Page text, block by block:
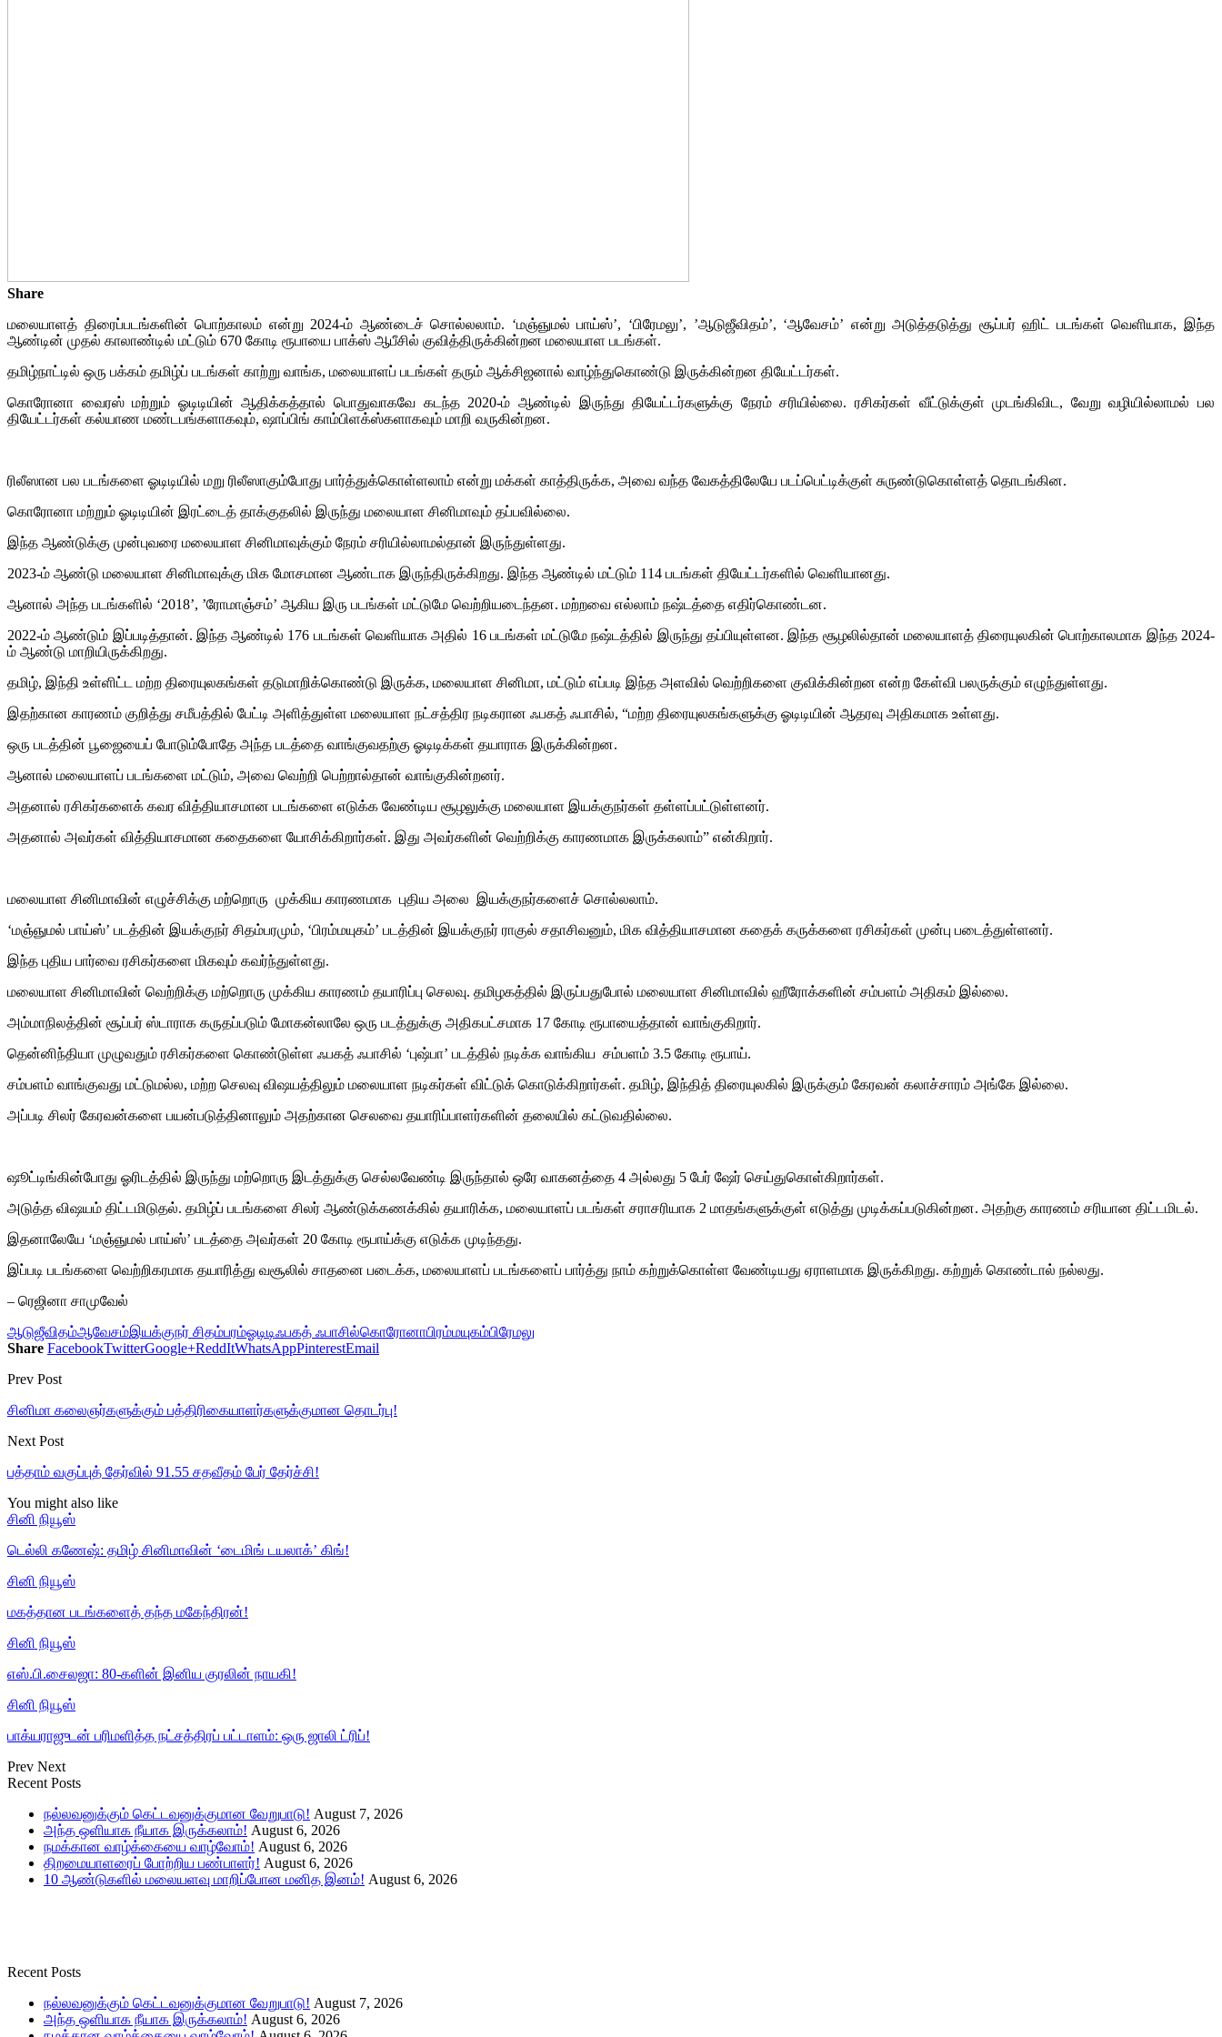
Share
மலையாளத் திரைப்படங்களின் பொற்காலம் என்று 2024-ம் ஆண்டைச் சொல்லலாம். ‘மஞ்ஞுமல் பாய்ஸ்’, ‘பிரேமலு’, ’ஆடுஜீவிதம்’, ‘ஆவேசம்’ என்று அடுத்தடுத்து சூப்பர் ஹிட் படங்கள் வெளியாக, இந்த
ஆண்டின் முதல் காலாண்டில் மட்டும் 670 கோடி ரூபாயை பாக்ஸ் ஆபீசில் குவித்திருக்கின்றன மலையாள படங்கள்.
தமிழ்நாட்டில் ஒரு பக்கம் தமிழ்ப் படங்கள் காற்று வாங்க, மலையாளப் படங்கள் தரும் ஆக்சிஜனால் வாழ்ந்துகொண்டு இருக்கின்றன தியேட்டர்கள்.
கொரோனா வைரஸ் மற்றும் ஓடிடியின் ஆதிக்கத்தால் பொதுவாகவே கடந்த 2020-ம் ஆண்டில் இருந்து தியேட்டர்களுக்கு நேரம் சரியில்லை. ரசிகர்கள் வீட்டுக்குள் முடங்கிவிட, வேறு வழியில்லாமல் பல
தியேட்டர்கள் கல்யாண மண்டபங்களாகவும், ஷாப்பிங் காம்பிளக்ஸ்களாகவும் மாறி வருகின்றன.
ரிலீஸான பல படங்களை ஓடிடியில் மறு ரிலீஸாகும்போது பார்த்துக்கொள்ளலாம் என்று மக்கள் காத்திருக்க, அவை வந்த வேகத்திலேயே படப்பெட்டிக்குள் சுருண்டுகொள்ளத் தொடங்கின.
கொரோனா மற்றும் ஓடிடியின் இரட்டைத் தாக்குதலில் இருந்து மலையாள சினிமாவும் தப்பவில்லை.
இந்த ஆண்டுக்கு முன்புவரை மலையாள சினிமாவுக்கும் நேரம் சரியில்லாமல்தான் இருந்துள்ளது.
2023-ம் ஆண்டு மலையாள சினிமாவுக்கு மிக மோசமான ஆண்டாக இருந்திருக்கிறது. இந்த ஆண்டில் மட்டும் 114 படங்கள் தியேட்டர்களில் வெளியானது.
ஆனால் அந்த படங்களில் ‘2018’, ’ரோமாஞ்சம்’ ஆகிய இரு படங்கள் மட்டுமே வெற்றியடைந்தன. மற்றவை எல்லாம் நஷ்டத்தை எதிர்கொண்டன.
2022-ம் ஆண்டும் இப்படித்தான். இந்த ஆண்டில் 176 படங்கள் வெளியாக அதில் 16 படங்கள் மட்டுமே நஷ்டத்தில் இருந்து தப்பியுள்ளன. இந்த சூழலில்தான் மலையாளத் திரையுலகின் பொற்காலமாக இந்த 2024-
ம் ஆண்டு மாறியிருக்கிறது.
தமிழ், இந்தி உள்ளிட்ட மற்ற திரையுலகங்கள் தடுமாறிக்கொண்டு இருக்க, மலையாள சினிமா, மட்டும் எப்படி இந்த அளவில் வெற்றிகளை குவிக்கின்றன என்ற கேள்வி பலருக்கும் எழுந்துள்ளது.
இதற்கான காரணம் குறித்து சமீபத்தில் பேட்டி அளித்துள்ள மலையாள நட்சத்திர நடிகரான ஃபகத் ஃபாசில், “மற்ற திரையுலகங்களுக்கு ஓடிடியின் ஆதரவு அதிகமாக உள்ளது.
ஒரு படத்தின் பூஜையைப் போடும்போதே அந்த படத்தை வாங்குவதற்கு ஓடிடிக்கள் தயாராக இருக்கின்றன.
ஆனால் மலையாளப் படங்களை மட்டும், அவை வெற்றி பெற்றால்தான் வாங்குகின்றனர்.
அதனால் ரசிகர்களைக் கவர வித்தியாசமான படங்களை எடுக்க வேண்டிய சூழலுக்கு மலையாள இயக்குநர்கள் தள்ளப்பட்டுள்ளனர்.
அதனால் அவர்கள் வித்தியாசமான கதைகளை யோசிக்கிறார்கள். இது அவர்களின் வெற்றிக்கு காரணமாக இருக்கலாம்” என்கிறார்.
மலையாள சினிமாவின் எழுச்சிக்கு மற்றொரு முக்கிய காரணமாக புதிய அலை இயக்குநர்களைச் சொல்லலாம்.
‘மஞ்ஞுமல் பாய்ஸ்’ படத்தின் இயக்குநர் சிதம்பரமும், ‘பிரம்மயுகம்’ படத்தின் இயக்குநர் ராகுல் சதாசிவனும், மிக வித்தியாசமான கதைக் கருக்களை ரசிகர்கள் முன்பு படைத்துள்ளனர்.
இந்த புதிய பார்வை ரசிகர்களை மிகவும் கவர்ந்துள்ளது.
மலையாள சினிமாவின் வெற்றிக்கு மற்றொரு முக்கிய காரணம் தயாரிப்பு செலவு. தமிழகத்தில் இருப்பதுபோல் மலையாள சினிமாவில் ஹீரோக்களின் சம்பளம் அதிகம் இல்லை.
அம்மாநிலத்தின் சூப்பர் ஸ்டாராக கருதப்படும் மோகன்லாலே ஒரு படத்துக்கு அதிகபட்சமாக 17 கோடி ரூபாயைத்தான் வாங்குகிறார்.
தென்னிந்தியா முழுவதும் ரசிகர்களை கொண்டுள்ள ஃபகத் ஃபாசில் ‘புஷ்பா’ படத்தில் நடிக்க வாங்கிய சம்பளம் 3.5 கோடி ரூபாய்.
சம்பளம் வாங்குவது மட்டுமல்ல, மற்ற செலவு விஷயத்திலும் மலையாள நடிகர்கள் விட்டுக் கொடுக்கிறார்கள். தமிழ், இந்தித் திரையுலகில் இருக்கும் கேரவன் கலாச்சாரம் அங்கே இல்லை.
அப்படி சிலர் கேரவன்களை பயன்படுத்தினாலும் அதற்கான செலவை தயாரிப்பாளர்களின் தலையில் கட்டுவதில்லை.
ஷூட்டிங்கின்போது ஓரிடத்தில் இருந்து மற்றொரு இடத்துக்கு செல்லவேண்டி இருந்தால் ஒரே வாகனத்தை 4 அல்லது 5 பேர் ஷேர் செய்துகொள்கிறார்கள்.
அடுத்த விஷயம் திட்டமிடுதல். தமிழ்ப் படங்களை சிலர் ஆண்டுக்கணக்கில் தயாரிக்க, மலையாளப் படங்கள் சராசரியாக 2 மாதங்களுக்குள் எடுத்து முடிக்கப்படுகின்றன. அதற்கு காரணம் சரியான திட்டமிடல்.
இதனாலேயே ‘மஞ்ஞுமல் பாய்ஸ்’ படத்தை அவர்கள் 20 கோடி ரூபாய்க்கு எடுக்க முடிந்தது.
இப்படி படங்களை வெற்றிகரமாக தயாரித்து வசூலில் சாதனை படைக்க, மலையாளப் படங்களைப் பார்த்து நாம் கற்றுக்கொள்ள வேண்டியது ஏராளமாக இருக்கிறது. கற்றுக் கொண்டால் நல்லது.
– ரெஜினா சாமுவேல்
ஆடுஜீவிதம்ஆவேசம்இயக்குநர் சிதம்பரம்ஓடிடிஃபகத் ஃபாசில்கொரோனாபிரம்மயுகம்பிரேமலு
Share FacebookTwitterGoogle+ReddItWhatsAppPinterestEmail
Prev Post
சினிமா கலைஞர்களுக்கும் பத்திரிகையாளர்களுக்குமான தொடர்பு!
Next Post
பத்தாம் வகுப்புத் தேர்வில் 91.55 சதவீதம் பேர் தேர்ச்சி!
You might also like
சினி நியூஸ்
டெல்லி கணேஷ்: தமிழ் சினிமாவின் ‘டைமிங் டயலாக்’ கிங்!
சினி நியூஸ்
மகத்தான படங்களைத் தந்த மகேந்திரன்!
சினி நியூஸ்
எஸ்.பி.சைலஜா: 80-களின் இனிய குரலின் நாயகி!
சினி நியூஸ்
பாக்யராஜுடன் பரிமளித்த நட்சத்திரப் பட்டாளம்: ஒரு ஜாலி ட்ரிப்!
Prev Next
Recent Posts
நல்லவனுக்கும் கெட்டவனுக்குமான வேறுபாடு! August 7, 2026
அந்த ஒளியாக நீயாக இருக்கலாம்! August 6, 2026
நமக்கான வாழ்க்கையை வாழ்வோம்! August 6, 2026
திறமையாளரைப் போற்றிய பண்பாளர்! August 6, 2026
10 ஆண்டுகளில் மலையளவு மாறிப்போன மனித இனம்! August 6, 2026
Recent Posts
நல்லவனுக்கும் கெட்டவனுக்குமான வேறுபாடு! August 7, 2026
அந்த ஒளியாக நீயாக இருக்கலாம்! August 6, 2026